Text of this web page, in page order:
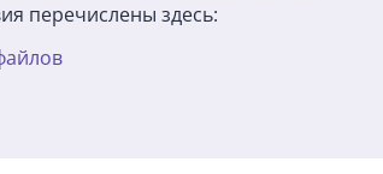
перечислены здесь: